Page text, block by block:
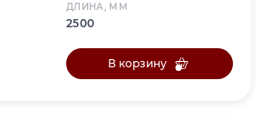
ДЛИНА, ММ
2500
В корзину